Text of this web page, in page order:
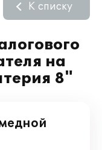
на
8"
К списку